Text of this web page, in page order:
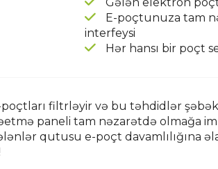
E-poçtunuza tam
interfeysi
Hər hansı bir poçt
filtrləyir və bu təhdidlər
paneli tam nəzarətdə olmağa
qutusu e-poçt davamlılığına